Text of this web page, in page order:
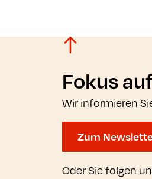
Fokus
Wir informieren
Zum
Oder Sie folgen